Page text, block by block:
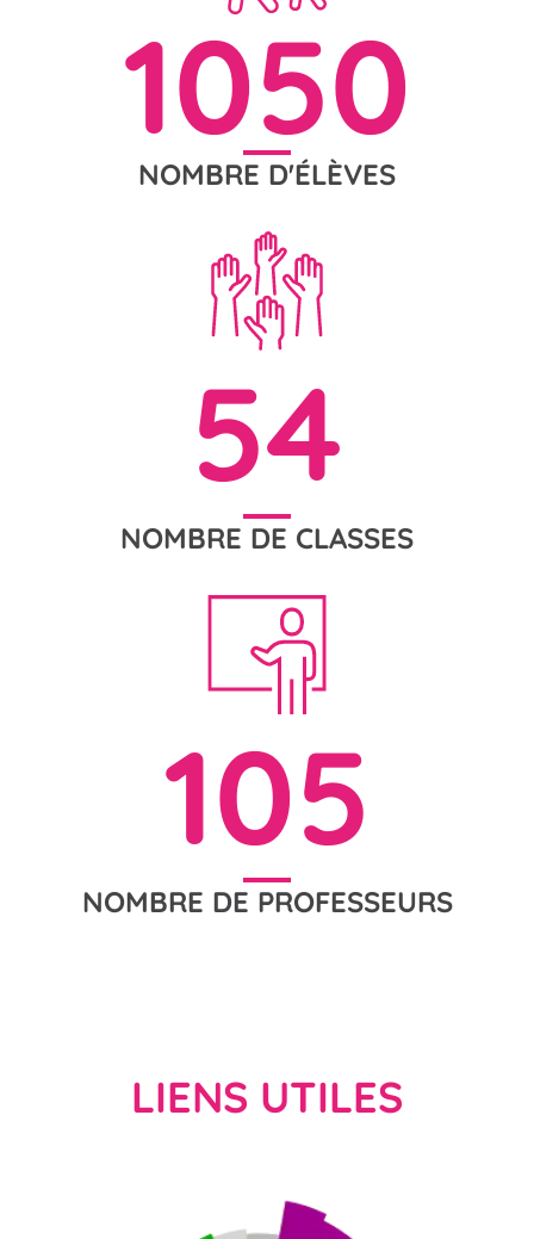
1050
NOMBRE D'ÉLÈVES
54
NOMBRE DE CLASSES
105
NOMBRE DE PROFESSEURS
LIENS UTILES